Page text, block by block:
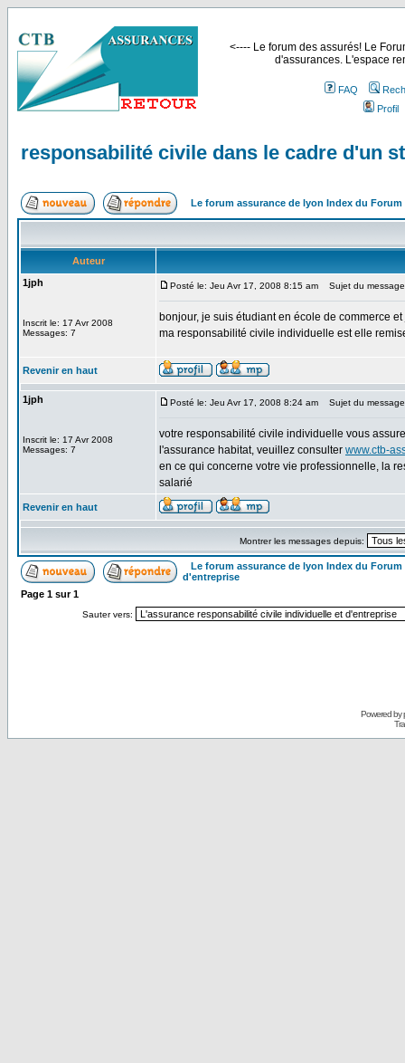
<---- Le forum des assurés! Le
d'assurances. L'espace
FAQ
Profil
responsabilité civile dans le cadre d'un
Le forum assurance de lyon Index du Forum
Auteur
1jph
Inscrit le: 17 Avr 2008
Messages: 7
Posté le: Jeu Avr 17, 2008 8:15 am Sujet du
bonjour, je suis étudiant en école de commerce
ma responsabilité civile individuelle est elle
Revenir en haut
1jph
Inscrit le: 17 Avr 2008
Messages: 7
Posté le: Jeu Avr 17, 2008 8:24 am Sujet du
votre responsabilité civile individuelle vous
l'assurance habitat, veuillez consulter www.ctb-
en ce qui concerne votre vie professionnelle, la
salarié
Revenir en haut
Montrer les messages depuis:
Le forum assurance de lyon Index du Forum
d'entreprise
Page 1 sur1
Sauter vers:
Powered by